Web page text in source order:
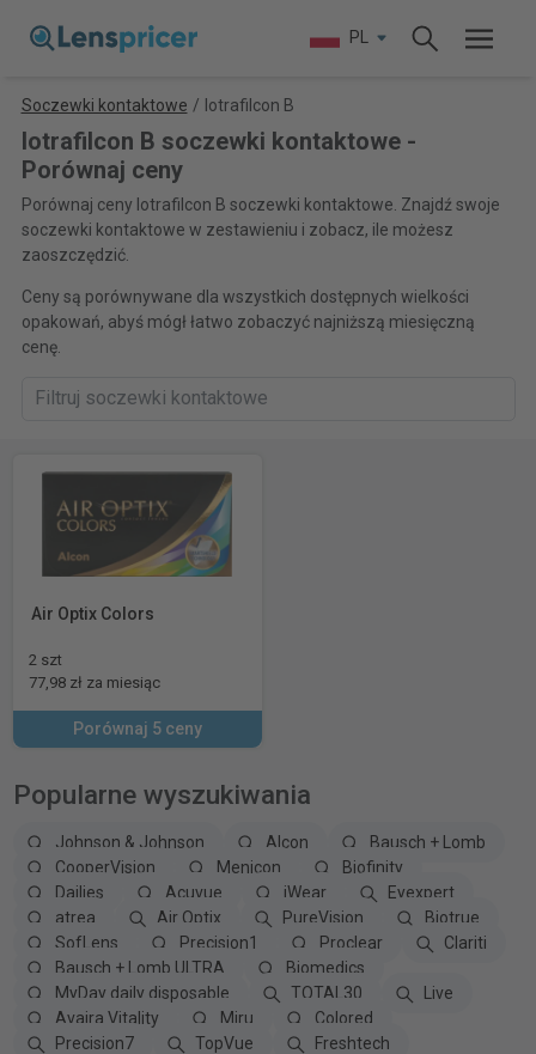
PL
Soczewki kontaktowe / Iotrafilcon B
Iotrafilcon B soczewki kontaktowe -
Porównaj ceny
Porównaj ceny Iotrafilcon B soczewki kontaktowe. Znajdź swoje
soczewki kontaktowe w zestawieniu i zobacz, ile możesz
zaoszczędzić.
Ceny są porównywane dla wszystkich dostępnych wielkości
opakowań, abyś mógł łatwo zobaczyć najniższą miesięczną
cenę.
Air Optix Colors
2 szt
77,98 zł za miesiąc
Porównaj 5 ceny
Popularne wyszukiwania
Johnson & Johnson Alcon
Bausch + Lomb
CooperVision
Menicon
Biofinity
Dailies
Acuvue iWear
Eyexpert
atrea
Air Optix PureVision
Biotrue
SofLens
Precision1 Proclear
Clariti
Bausch + Lomb ULTRA
Biomedics
MyDay daily disposable
TOTAL30
Live
Avaira Vitality
Miru
Colored
Precision7
TopVue Freshtech